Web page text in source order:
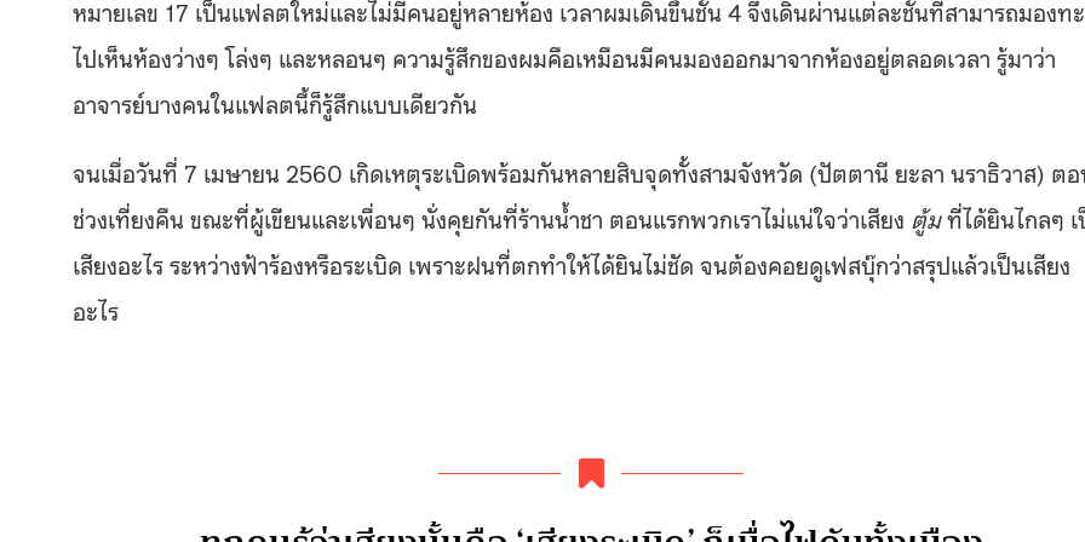
หมายเลข 17 เป็นแฟลตใหม่และไม่มีคนอยู่หลายห้อง เวลาผมเดินขึ้นชั้น 4 จึงเดินผ่านแต่ละชั้นที่สามารถมองท
ไปเห็นห้องว่างๆ โล่งๆ และหลอนๆ ความรู้สึกของผมคือเหมือนมีคนมองออกมาจากห้องอยู่ตลอดเวลา รู้มาว่า
อาจารย์บางคนในแฟลตนี้ก็รู้สึกแบบเดียวกัน
จนเมื่อวันที่ 7 เมษายน 2560 เกิดเหตุระเบิดพร้อมกันหลายสิบจุดทั้งสามจังหวัด (ปัตตานี ยะลา นราธิวาส) ต
ช่วงเที่ยงคืน ขณะที่ผู้เขียนและเพื่อนๆ นั่งคุยกันที่ร้านน้ำชา ตอนแรกพวกเราไม่แน่ใจว่าเสียง ตู้มที่ได้ยินไกลๆ
เสียงอะไร ระหว่างฟ้าร้องหรือระเบิด เพราะฝนที่ตกทำให้ได้ยินไม่ชัด จนต้องคอยดูเฟสบุ๊กว่าสรุปแล้วเป็นเสียง
อะไร